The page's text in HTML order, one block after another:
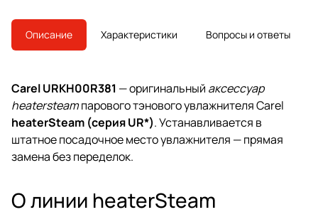
предусмотрена
производителем и не требует
доработок, поэтому монтаж
Описание Характеристики Вопросы и ответы
Carel URKH00R381 — оригинальный аксессуар
heatersteamпарового тэнового увлажнителя Carel
heaterSteam (серия UR*). Устанавливается в
штатное посадочное место увлажнителя — прямая
замена без переделок.
О линии heaterSteam